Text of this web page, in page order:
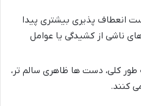
انعطاف پذیری بیشتری پیدا
ناشی از کشیدگی یا عوامل
طور کلی، دست ها ظاهری سالم تر،
کنند.